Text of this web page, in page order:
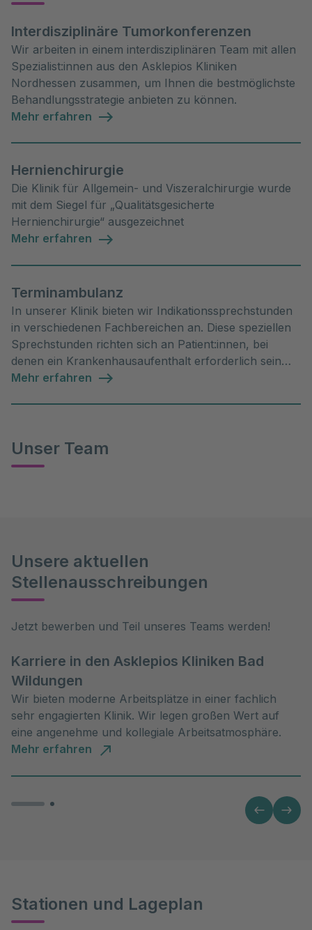
Interdisziplinäre Tumorkonferenzen
Wir arbeiten in einem interdisziplinären Team mit allen
Spezialist:innen aus den Asklepios Kliniken
Nordhessen zusammen, um Ihnen die bestmöglichste
Behandlungsstrategie anbieten zu können.
Mehr erfahren
Hernienchirurgie
Die Klinik für Allgemein- und Viszeralchirurgie wurde
mit dem Siegel für „Qualitätsgesicherte
Hernienchirurgie“ ausgezeichnet
Mehr erfahren
Terminambulanz
In unserer Klinik bieten wir Indikationssprechstunden
in verschiedenen Fachbereichen an. Diese speziellen
Sprechstunden richten sich an Patient:innen, bei
denen ein Krankenhausaufenthalt erforderlich sein
könnte.
Mehr erfahren
Unser Team
Unsere aktuellen
Stellenausschreibungen
Jetzt bewerben und Teil unseres Teams werden!
Karriere in den Asklepios Kliniken Bad
Wildungen
Wir bieten moderne Arbeitsplätze in einer fachlich
sehr engagierten Klinik. Wir legen großen Wert auf
eine angenehme und kollegiale Arbeitsatmosphäre.
Mehr erfahren
Stationen und Lageplan